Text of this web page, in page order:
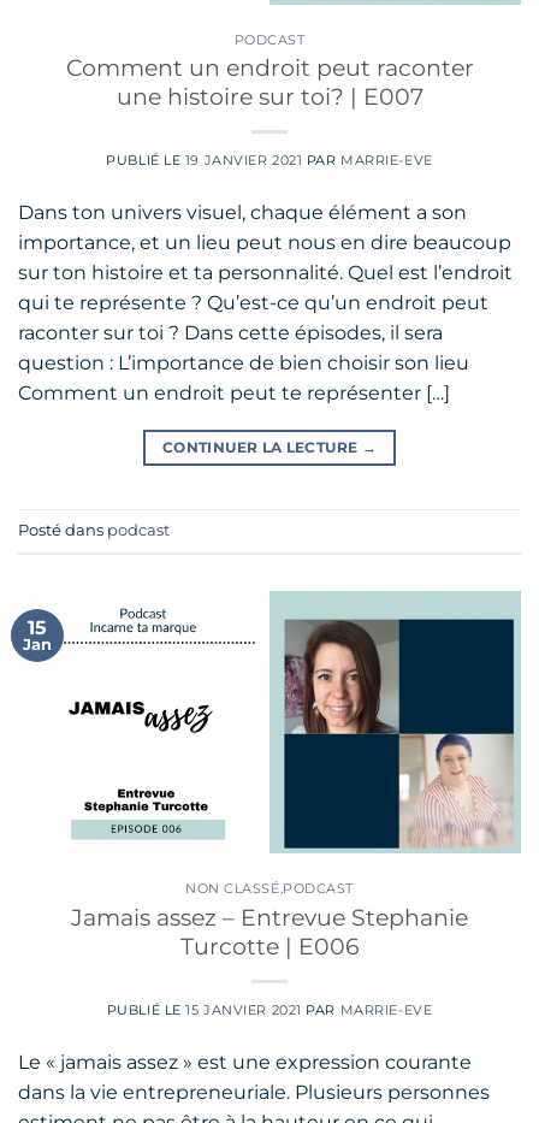
PODCAST
Comment un endroit peut raconter
une histoire sur toi? | E007
PUBLIÉ LE 19 JANVIER 2021 PAR MARRIE-EVE
Dans ton univers visuel, chaque élément a son
importance, et un lieu peut nous en dire beaucoup
sur ton histoire et ta personnalité. Quel est l’endroit
qui te représente ? Qu’est-ce qu’un endroit peut
raconter sur toi ? Dans cette épisodes, il sera
question : L’importance de bien choisir son lieu
Comment un endroit peut te représenter […]
CONTINUER LA LECTURE →
Posté dans podcast
15
Jan
NON CLASSÉ,PODCAST
Jamais assez – Entrevue Stephanie
Turcotte | E006
PUBLIÉ LE15 JANVIER 2021 PAR MARRIE-EVE
Le « jamais assez » est une expression courante
dans la vie entrepreneuriale. Plusieurs personnes